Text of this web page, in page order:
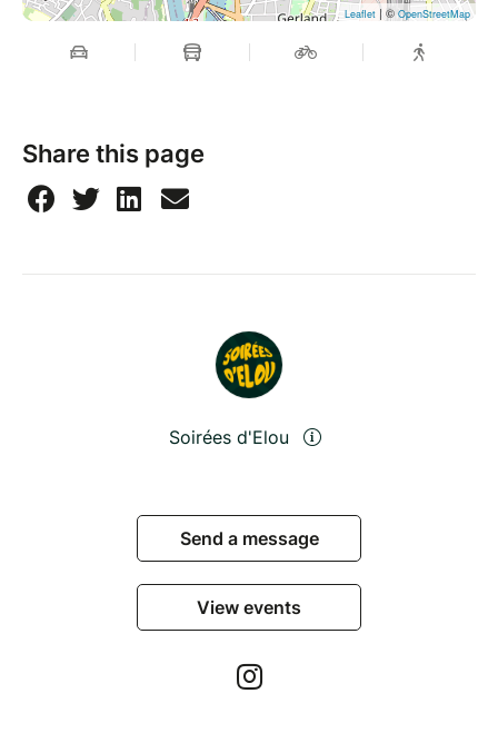
Leaflet | © OpenStreetMap
Share this page
Soirées d'Elou
Send a message
View events